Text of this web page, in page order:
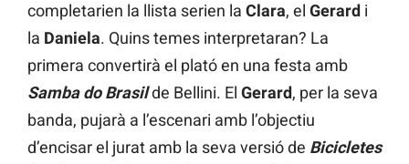
completarien la llista serien la Clara, el Gerard i
la Daniela. Quins temes interpretaran? La
primera convertirà el plató en una festa amb
Samba do Brasilde Bellini. El Gerard, per la seva
banda, pujarà a l’escenari amb l’objectiu
d’encisar el jurat amb la seva versió de Bicicletes